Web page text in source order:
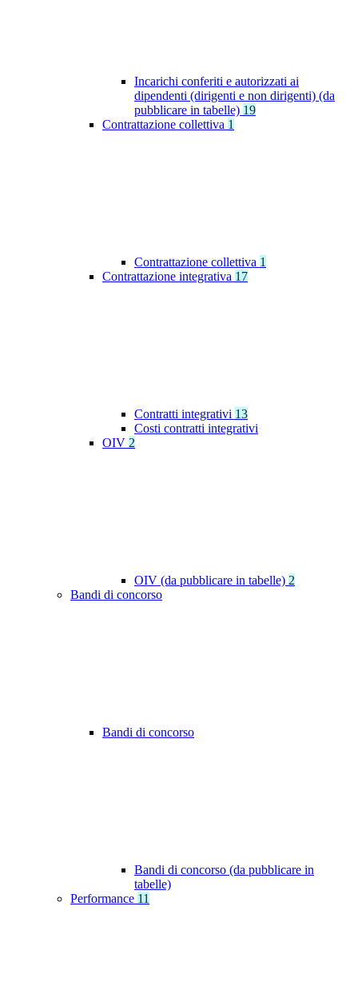
Incarichi conferiti e autorizzati ai
dipendenti (dirigenti e non dirigenti) (da
pubblicare in tabelle) 19
Contrattazione collettiva 1
Contrattazione collettiva 1
Contrattazione integrativa 17
Contratti integrativi 13
Costi contratti integrativi
OIV 2
OIV (da pubblicare in tabelle) 2
Bandi di concorso
Bandi di concorso
Bandi di concorso (da pubblicare in
tabelle)
Performance 11